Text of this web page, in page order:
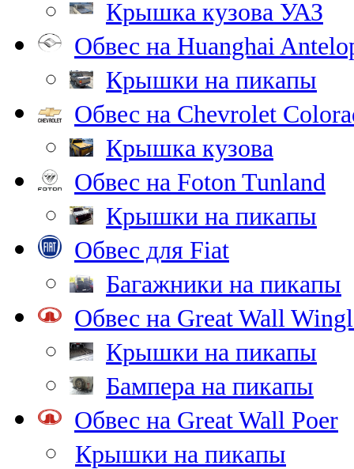
Крышка кузова УАЗ
Обвес на Huanghai
Крышки на пикапы
Обвес на Chevrolet
Крышка кузова
Обвес на Foton Tunland
Крышки на пикапы
Обвес для Fiat
Багажники на пикапы
Обвес на Great Wall
Крышки на пикапы
Бампера на пикапы
Обвес на Great Wall Poer
Крышки на пикапы